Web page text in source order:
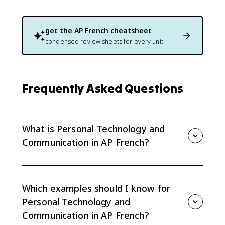
get the AP French cheatsheet
condensed review sheets for every unit
Frequently Asked Questions
What is Personal Technology and
Communication in AP French?
francophone sources and explain what values or
social patterns they reveal. This guide focuses on the
topic through concrete cultural examples and
vocabulary such as un smartphone / un téléphone
Which examples should I know for
Personal Technology and
Communication in AP French?